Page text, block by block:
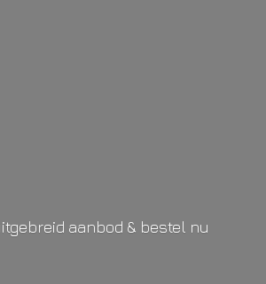
aanbod & bestel nu